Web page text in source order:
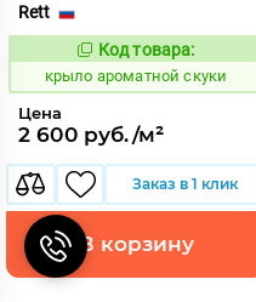
Rett
828469
Код товара:
крыло ароматной скуки
Цена
2 600 руб./м²
Заказ в 1 клик
В корзину